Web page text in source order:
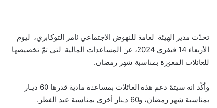
تحدّث مدير الهيئة العامة للنهوض الاجتماعي ثامر التوكابري، اليوم
الأربعاء 14 فيفري 2024، عن المساعدات المالية التي تمّ تخصيصها
للعائلات المعوزة بمناسبة شهر رمضان.
وأكّد انه سيتمّ دعم هذه العائلات بمساعدة مادية قدرها 60 دينار
بمناسبة شهر رمضان، و60 دينار أخرى بمناسبة عيد الفطر.